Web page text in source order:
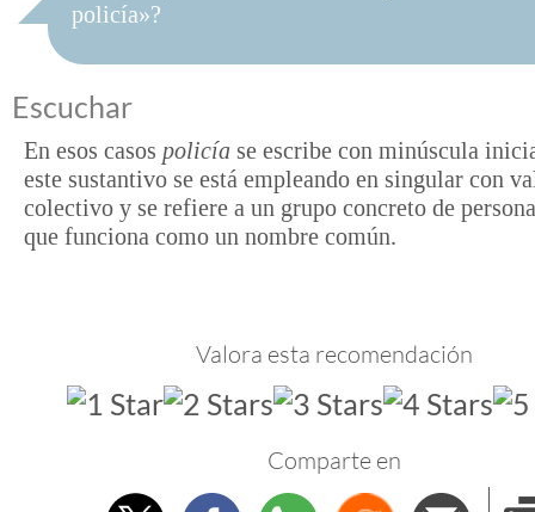
policía»?
Escuchar
En esos casos policía se escribe con minúscula
este sustantivo se está empleando en singular con
colectivo y se refiere a un grupo concreto de
que funciona como un nombre común.
Valora esta recomendación
Comparte en